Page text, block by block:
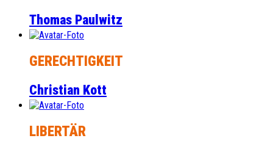
Thomas Paulwitz
GERECHTIGKEIT
Christian Kott
LIBERTÄR